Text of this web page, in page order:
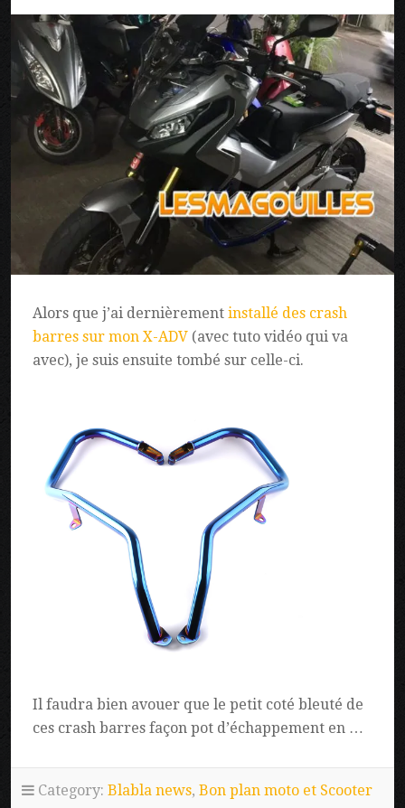
Alors que j’ai dernièrement installé des crash
barres sur mon X-ADV (avec tuto vidéo qui va
avec), je suis ensuite tombé sur celle-ci.
Il faudra bien avouer que le petit coté bleuté de
ces crash barres façon pot d’échappement en …
Category: Blabla news, Bon plan moto et Scooter